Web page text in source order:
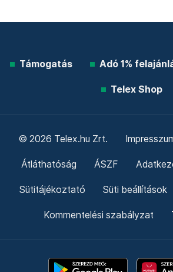
Támogatás Adó 1%
Telex Shop
© 2026 Telex.hu Zrt.
Átláthatóság ÁSZF
Sütitájékoztató Süti beállítások
Kommentelési szabályzat